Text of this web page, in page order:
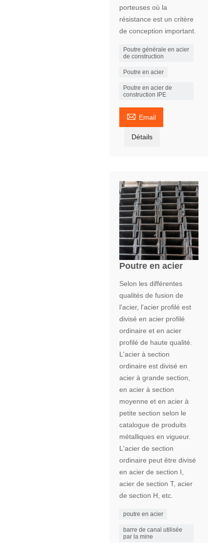
porteuses où la
résistance est un critère
de conception important.
Poutre générale en acier
de construction
Poutre en acier
Poutre en acier de
construction IPE
 Email
Détails
Poutre en acier
Selon les différentes
qualités de fusion de
l'acier, l'acier profilé est
divisé en acier profilé
ordinaire et en acier
profilé de haute qualité.
L'acier à section
ordinaire est divisé en
acier à grande section,
en acier à section
moyenne et en acier à
petite section selon le
catalogue de produits
métalliques en vigueur.
L'acier de section
ordinaire peut être divisé
en acier de section I,
acier de section T, acier
de section H, etc.
poutre en acier
barre de canal utilisée
par la mine